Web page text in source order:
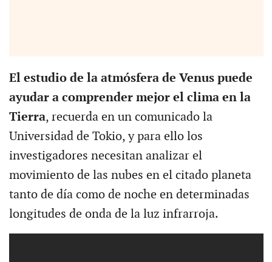
El estudio de la atmósfera de Venus puede
ayudar a comprender mejor el clima en la
Tierra, recuerda en un comunicado la
Universidad de Tokio, y para ello los
investigadores necesitan analizar el
movimiento de las nubes en el citado planeta
tanto de día como de noche en determinadas
longitudes de onda de la luz infrarroja.